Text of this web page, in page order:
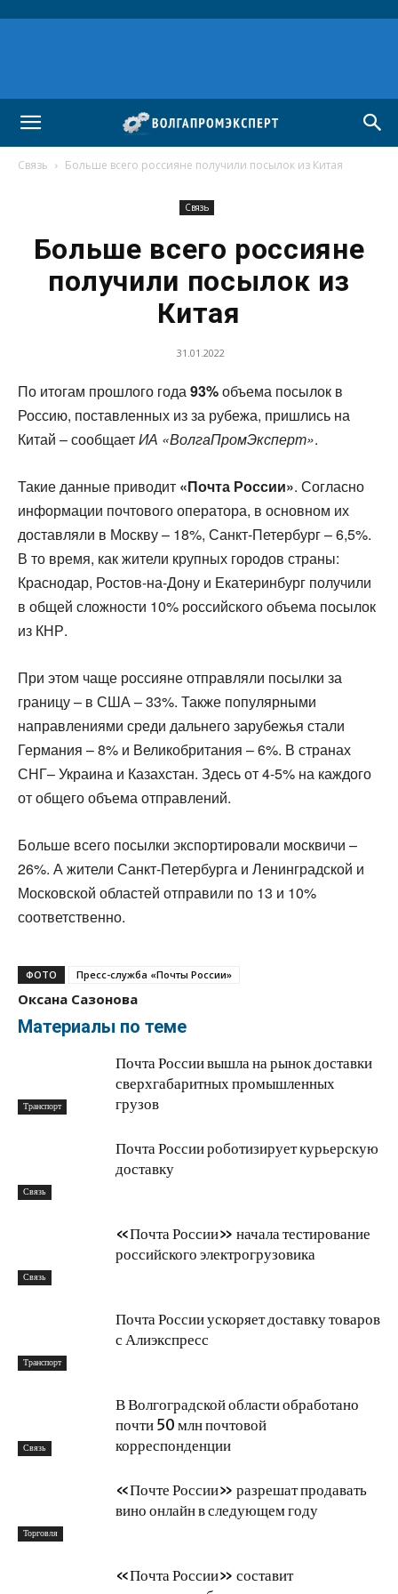
Связь Больше всего россияне получили посылок из Китая
Связь
Больше всего россияне
получили посылок из
Китая
31.01.2022
По итогам прошлого года93%объема посылок в
Россию, поставленных из за рубежа, пришлись на
Китай – сообщаетИА «ВолгаПромЭксперт».
Такие данные приводит «Почта России». Согласно
информации почтового оператора, в основном их
доставляли в Москву – 18%, Санкт-Петербург – 6,5%.
В то время, как жители крупных городов страны:
Краснодар, Ростов-на-Дону и Екатеринбург получили
в общей сложности 10% российского объема посылок
из КНР.
При этом чаще россияне отправляли посылки за
границу – в США – 33%. Также популярными
направлениями среди дальнего зарубежья стали
Германия – 8% и Великобритания – 6%. В странах
СНГ– Украина и Казахстан. Здесь от 4-5% на каждого
от общего объема отправлений.
Больше всего посылки экспортировали москвичи –
26%. А жители Санкт-Петербурга и Ленинградской и
Московской областей отправили по 13 и 10%
соответственно.
ФОТО Пресс-служба «Почты России»
Оксана Сазонова
Материалы по теме
Транспорт
Почта России вышла на рынок доставки
сверхгабаритных промышленных
грузов
Связь
Почта России роботизирует курьерскую
доставку
Связь
«Почта России» начала тестирование
российского электрогрузовика
Транспорт
Почта России ускоряет доставку товаров
с Алиэкспресс
Связь
В Волгоградской области обработано
почти 50 млн почтовой
корреспонденции
Торговля
«Почте России» разрешат продавать
вино онлайн в следующем году
«Почта России» составит